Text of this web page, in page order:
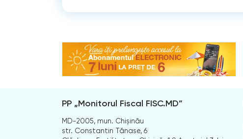
PP „Monitorul Fiscal FISC.MD”
MD-2005, mun. Chișinău
str. Constantin Tănase, 6